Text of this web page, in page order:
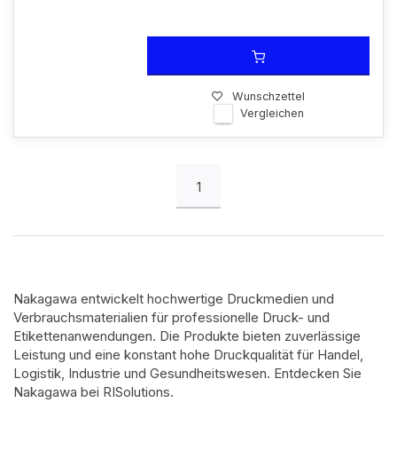
Wunschzettel
Vergleichen
1
Nakagawa entwickelt hochwertige Druckmedien und
Verbrauchsmaterialien für professionelle Druck- und
Etikettenanwendungen. Die Produkte bieten zuverlässige
Leistung und eine konstant hohe Druckqualität für Handel,
Logistik, Industrie und Gesundheitswesen. Entdecken Sie
Nakagawa bei RISolutions.